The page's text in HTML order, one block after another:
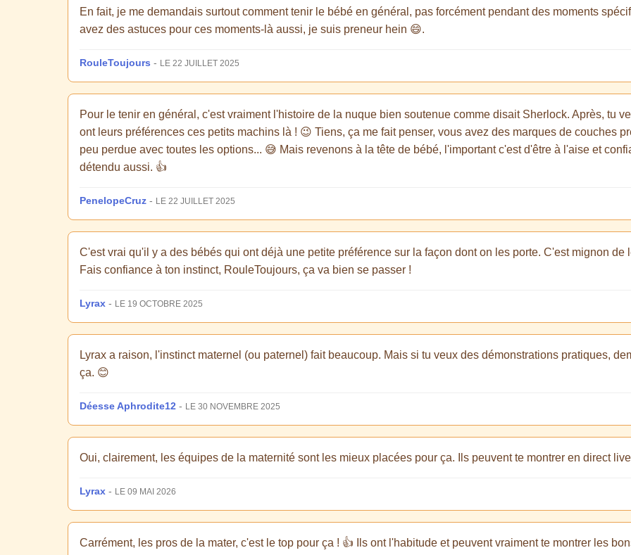
En fait, je me demandais surtout comment tenir le bébé en général, pas forcément pendant des moments
avez des astuces pour ces moments-là aussi, je suis preneur hein 😄.
RouleToujours - LE 22 JUILLET 2025
Pour le tenir en général, c'est vraiment l'histoire de la nuque bien soutenue comme disait Sherlock. Après, tu
ont leurs préférences ces petits machins là ! 😉 Tiens, ça me fait penser, vous avez des marques de couches
peu perdue avec toutes les options... 😅 Mais revenons à la tête de bébé, l'important c'est d'être à l'aise et
détendu aussi. 👍
PenelopeCruz - LE 22 JUILLET 2025
C'est vrai qu'il y a des bébés qui ont déjà une petite préférence sur la façon dont on les porte. C'est mignon de
Fais confiance à ton instinct, RouleToujours, ça va bien se passer !
Lyrax - LE 19 OCTOBRE 2025
Lyrax a raison, l'instinct maternel (ou paternel) fait beaucoup. Mais si tu veux des démonstrations pratiques,
ça. 😊
Déesse Aphrodite12 - LE 30 NOVEMBRE 2025
Oui, clairement, les équipes de la maternité sont les mieux placées pour ça. Ils peuvent te montrer en direct
Lyrax - LE 09 MAI 2026
Carrément, les pros de la mater, c'est le top pour ça ! 👍 Ils ont l'habitude et peuvent vraiment te montrer les